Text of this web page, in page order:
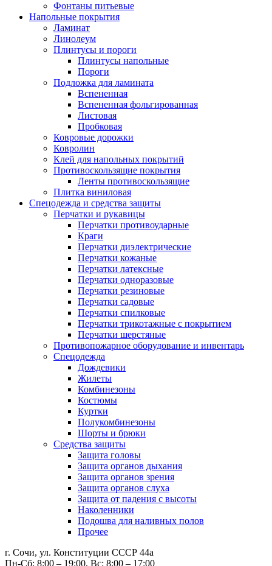
Фонтаны питьевые
Напольные покрытия
Ламинат
Линолеум
Плинтусы и пороги
Плинтусы напольные
Пороги
Подложка для ламината
Вспененная
Вспененная фольгированная
Листовая
Пробковая
Ковровые дорожки
Ковролин
Клей для напольных покрытий
Противоскользящие покрытия
Ленты противоскользящие
Плитка виниловая
Спецодежда и средства защиты
Перчатки и рукавицы
Перчатки противоударные
Краги
Перчатки диэлектрические
Перчатки кожаные
Перчатки латексные
Перчатки одноразовые
Перчатки резиновые
Перчатки садовые
Перчатки спилковые
Перчатки трикотажные с покрытием
Перчатки шерстяные
Противопожарное оборудование и инвентарь
Спецодежда
Дождевики
Жилеты
Комбинезоны
Костюмы
Куртки
Полукомбинезоны
Шорты и брюки
Средства защиты
Защита головы
Защита органов дыхания
Защита органов зрения
Защита органов слуха
Защита от падения с высоты
Наколенники
Подошва для наливных полов
Прочее
г. Сочи, ул. Конституции СССР 44а
Пн-Сб: 8:00 – 19:00, Вс: 8:00 – 17:00